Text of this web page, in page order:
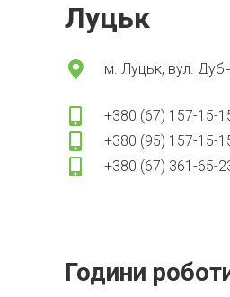
Луцьк
м. Луцьк, вул.
+380 (67) 157-15-
+380 (95) 157-15-
+380 (67) 361-65-
Години